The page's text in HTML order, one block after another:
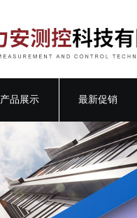
产品展示 最新促销